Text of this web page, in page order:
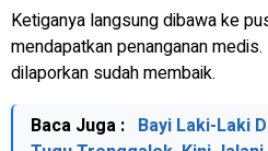
Ketiganya langsung dibawa ke
mendapatkan penanganan
dilaporkan sudah membaik.
Baca Juga : Bayi Laki-Laki